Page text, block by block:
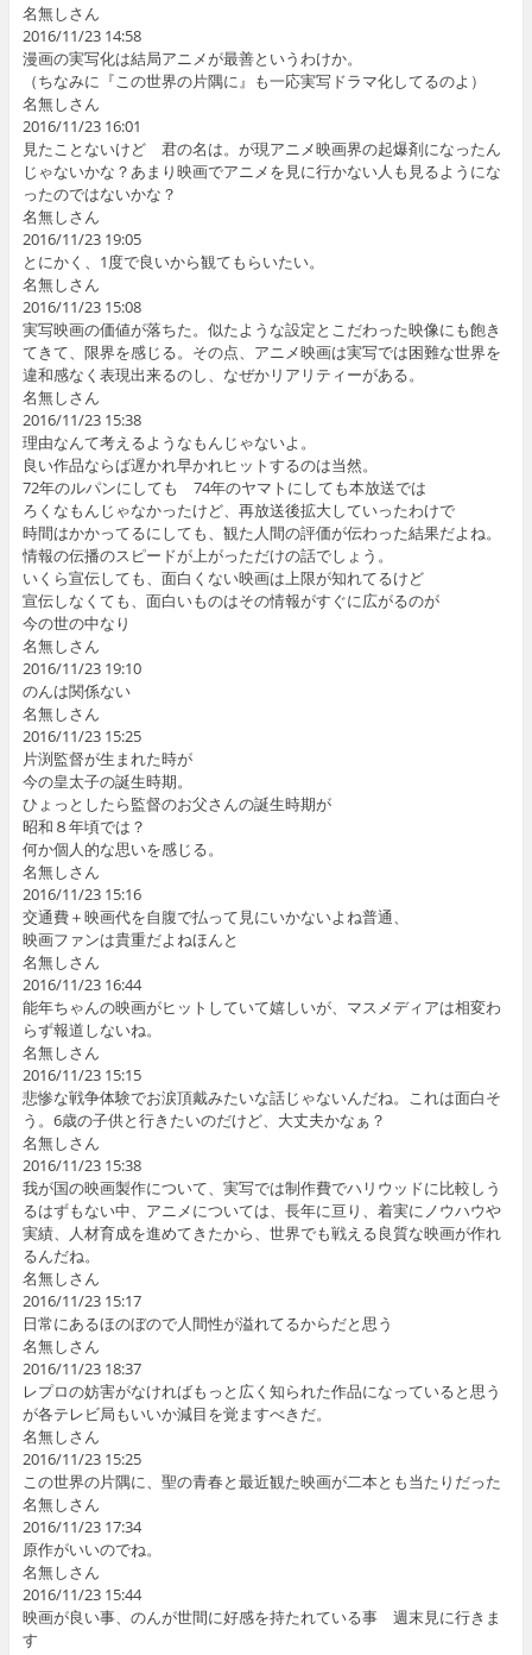
名無しさん
2016/11/23 14:58
漫画の実写化は結局アニメが最善というわけか。
（ちなみに『この世界の片隅に』も一応実写ドラマ化してるのよ）
名無しさん
2016/11/23 16:01
見たことないけど 君の名は。が現アニメ映画界の起爆剤になったん
じゃないかな？あまり映画でアニメを見に行かない人も見るようにな
ったのではないかな？
名無しさん
2016/11/23 19:05
とにかく、1度で良いから観てもらいたい。
名無しさん
2016/11/23 15:08
実写映画の価値が落ちた。似たような設定とこだわった映像にも飽き
てきて、限界を感じる。その点、アニメ映画は実写では困難な世界を
違和感なく表現出来るのし、なぜかリアリティーがある。
名無しさん
2016/11/23 15:38
理由なんて考えるようなもんじゃないよ。
良い作品ならば遅かれ早かれヒットするのは当然。
72年のルパンにしても 74年のヤマトにしても本放送では
ろくなもんじゃなかったけど、再放送後拡大していったわけで
時間はかかってるにしても、観た人間の評価が伝わった結果だよね。
情報の伝播のスピードが上がっただけの話でしょう。
いくら宣伝しても、面白くない映画は上限が知れてるけど
宣伝しなくても、面白いものはその情報がすぐに広がるのが
今の世の中なり
名無しさん
2016/11/23 19:10
のんは関係ない
名無しさん
2016/11/23 15:25
片渕監督が生まれた時が
今の皇太子の誕生時期。
ひょっとしたら監督のお父さんの誕生時期が
昭和８年頃では？
何か個人的な思いを感じる。
名無しさん
2016/11/23 15:16
交通費＋映画代を自腹で払って見にいかないよね普通、
映画ファンは貴重だよねほんと
名無しさん
2016/11/23 16:44
能年ちゃんの映画がヒットしていて嬉しいが、マスメディアは相変わ
らず報道しないね。
名無しさん
2016/11/23 15:15
悲惨な戦争体験でお涙頂戴みたいな話じゃないんだね。これは面白そ
う。6歳の子供と行きたいのだけど、大丈夫かなぁ？
名無しさん
2016/11/23 15:38
我が国の映画製作について、実写では制作費でハリウッドに比較しう
るはずもない中、アニメについては、長年に亘り、着実にノウハウや
実績、人材育成を進めてきたから、世界でも戦える良質な映画が作れ
るんだね。
名無しさん
2016/11/23 15:17
日常にあるほのぼので人間性が溢れてるからだと思う
名無しさん
2016/11/23 18:37
レプロの妨害がなければもっと広く知られた作品になっていると思う
が各テレビ局もいいか減目を覚ますべきだ。
名無しさん
2016/11/23 15:25
この世界の片隅に、聖の青春と最近観た映画が二本とも当たりだった
名無しさん
2016/11/23 17:34
原作がいいのでね。
名無しさん
2016/11/23 15:44
映画が良い事、のんが世間に好感を持たれている事 週末見に行きま
す